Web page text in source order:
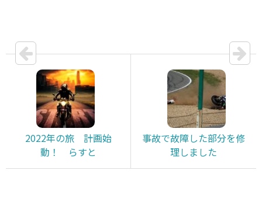
2022年の旅 計画始
動！ らすと
事故で故障した部分を修
理しました